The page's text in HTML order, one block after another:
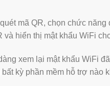
mã QR, chọn chức
hiển thị mật khẩu WiFi
xem lại mật khẩu WiFi
kỳ phần mềm hỗ trợ nào